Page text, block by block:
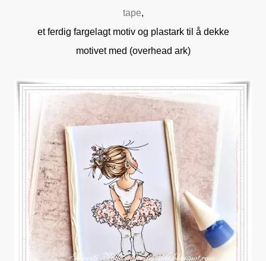
tape,
et ferdig fargelagt motiv og plastark til å dekke
motivet med (overhead ark)